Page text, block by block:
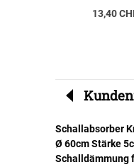
13,40
Schallabsorber
Ø 60cm Stärke
Schalldämmung